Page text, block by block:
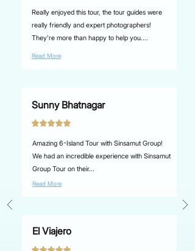
Really enjoyed this tour, the tour guides were
really friendly and expert photographers!
They're more than happy to help you....
Read More
Sunny Bhatnagar
Amazing 6-Island Tour with Sinsamut Group!
We had an incredible experience with Sinsamut
Group Tour on their...
Read More
El Viajero